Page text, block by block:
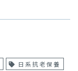
日系抗老保養